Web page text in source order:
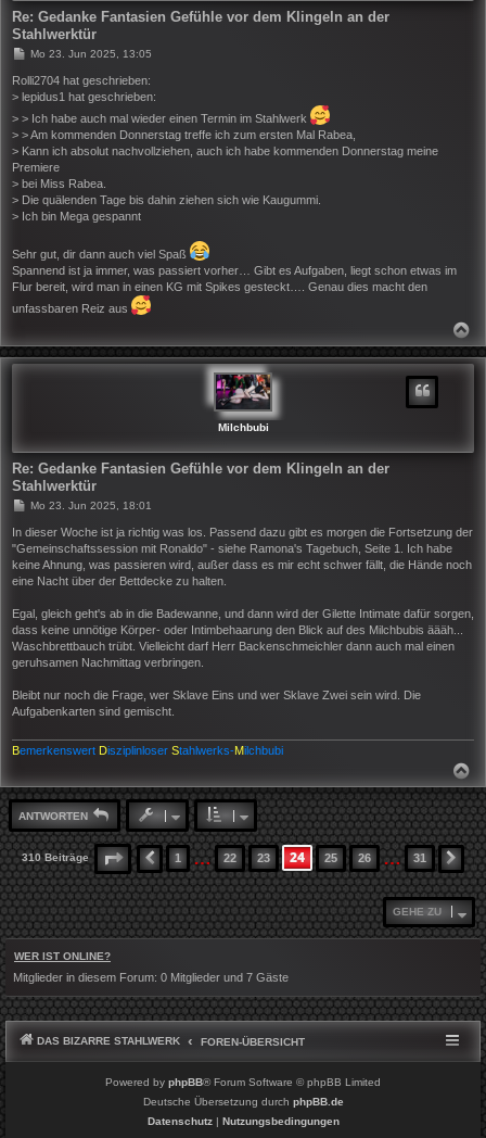
Re: Gedanke Fantasien Gefühle vor dem Klingeln an der
Stahlwerktür
B
i
t
r
a
g
Mo 23. Jun 2025, 13:05
Rolli2704 hat geschrieben:
> lepidus1 hat geschrieben:
> > Ich habe auch mal wieder einen Termin im Stahlwerk
> > Am kommenden Donnerstag treffe ich zum ersten Mal Rabea,
> Kann ich absolut nachvollziehen, auch ich habe kommenden Donnerstag meine
Premiere
> bei Miss Rabea.
> Die quälenden Tage bis dahin ziehen sich wie Kaugummi.
> Ich bin Mega gespannt
Sehr gut, dir dann auch viel Spaß
Spannend ist ja immer, was passiert vorher… Gibt es Aufgaben, liegt schon etwas im
Flur bereit, wird man in einen KG mit Spikes gesteckt…. Genau dies macht den
unfassbaren Reiz aus
C
Milchbubi
Re: Gedanke Fantasien Gefühle vor dem Klingeln an der
Stahlwerktür
B
i
r
a
g
Mo 23. Jun 2025, 18:01
In dieser Woche ist ja richtig was los. Passend dazu gibt es morgen die Fortsetzung der
"Gemeinschaftssession mit Ronaldo" - siehe Ramona's Tagebuch, Seite 1. Ich habe
keine Ahnung, was passieren wird, außer dass es mir echt schwer fällt, die Hände noch
eine Nacht über der Bettdecke zu halten.
Egal, gleich geht's ab in die Badewanne, und dann wird der Gilette Intimate dafür sorgen,
dass keine unnötige Körper- oder Intimbehaarung den Blick auf des Milchbubis äääh...
Waschbrettbauch trübt. Vielleicht darf Herr Backenschmeichler dann auch mal einen
geruhsamen Nachmittag verbringen.
Bleibt nur noch die Frage, wer Sklave Eins und wer Sklave Zwei sein wird. Die
Aufgabenkarten sind gemischt.
Bemerkenswert Disziplinloser Stahlwerks-Milchbubi
C
H
O
B
E
N
ANTWORTEN
310 Beiträge SEITE 24 VON31
VORHERIGE
1 … 22 23 24 25 26 … 31
GEHE ZU
WER IST ONLINE?
Mitglieder in diesem Forum: 0 Mitglieder und 7 Gäste
DAS BIZARRE STAHLWERK FOREN-ÜBERSICHT
Powered by phpBB® Forum Software © phpBB Limited
Deutsche Übersetzung durch phpBB.de
Datenschutz| Nutzungsbedingungen